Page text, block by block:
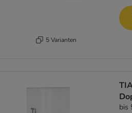
5 Varianten
bis